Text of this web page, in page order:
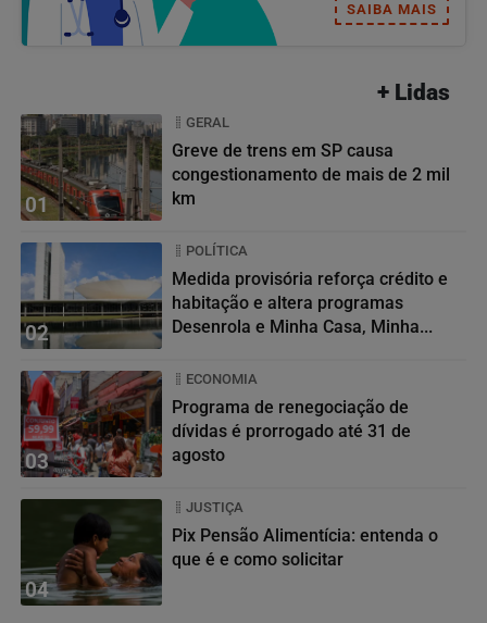
SAIBA MAIS
+ Lidas
01
GERAL
Greve de trens em SP causa
congestionamento de mais de 2 mil
km
02
POLÍTICA
Medida provisória reforça crédito e
habitação e altera programas
Desenrola e Minha Casa, Minha...
03
ECONOMIA
Programa de renegociação de
dívidas é prorrogado até 31 de
agosto
04
JUSTIÇA
Pix Pensão Alimentícia: entenda o
que é e como solicitar